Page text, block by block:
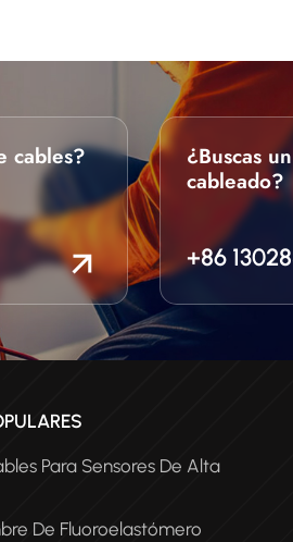
cables?
¿Buscas
cableado?
+86
Para Sensores De Alta
De Fluoroelastómero